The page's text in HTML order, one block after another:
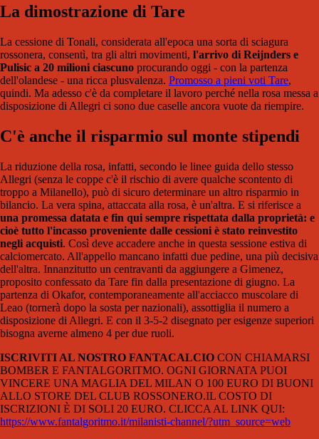
La dimostrazione di Tare
La cessione di Tonali, considerata all'epoca una sorta di sciagura
rossonera, consentì, tra gli altri movimenti, l'arrivo di Reijnders e
Pulisic a 20 milioni ciascuno procurando oggi - con la partenza
dell'olandese - una ricca plusvalenza. Promosso a pieni voti Tare,
quindi. Ma adesso c'è da completare il lavoro perché nella rosa messa a
disposizione di Allegri ci sono due caselle ancora vuote da riempire.
C'è anche il risparmio sul monte stipendi
La riduzione della rosa, infatti, secondo le linee guida dello stesso
Allegri (senza le coppe c'è il rischio di avere qualche scontento di
troppo a Milanello), può di sicuro determinare un altro risparmio in
bilancio. La vera spina, attaccata alla rosa, è un'altra. E si riferisce a
una promessa datata e fin qui sempre rispettata dalla proprietà: e
cioè tutto l'incasso proveniente dalle cessioni è stato reinvestito
negli acquisti. Così deve accadere anche in questa sessione estiva di
calciomercato. All'appello mancano infatti due pedine, una più decisiva
dell'altra. Innanzitutto un centravanti da aggiungere a Gimenez,
proposito confessato da Tare fin dalla presentazione di giugno. La
partenza di Okafor, contemporaneamente all'acciacco muscolare di
Leao (tornerà dopo la sosta per nazionali), assottiglia il numero a
disposizione di Allegri. E con il 3-5-2 disegnato per esigenze superiori
bisogna averne almeno 4 per due ruoli.
ISCRIVITI AL NOSTRO FANTACALCIO CON CHIAMARSI
BOMBER E FANTALGORITMO. OGNI GIORNATA PUOI
VINCERE UNA MAGLIA DEL MILAN O 100 EURO DI BUONI
ALLO STORE DEL CLUB ROSSONERO.IL COSTO DI
ISCRIZIONI È DI SOLI 20 EURO. CLICCA AL LINK QUI:
https://www.fantalgoritmo.it/milanisti-channel/?utm_source=web